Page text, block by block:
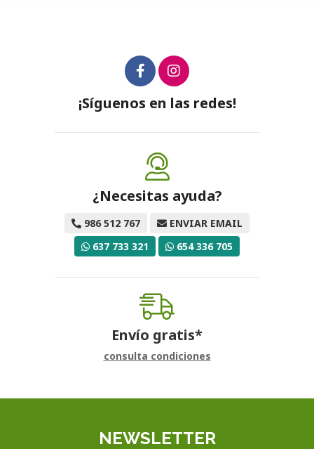
¡Síguenos en las redes!
¿Necesitas ayuda?
986 512 767
ENVIAR EMAIL
637 733 321
654 336 705
Envío gratis*
consulta condiciones
NEWSLETTER